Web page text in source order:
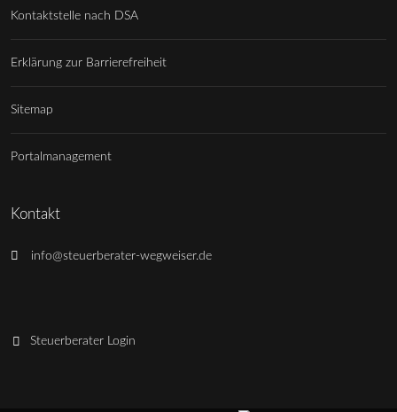
Kontaktstelle nach DSA
Erklärung zur Barrierefreiheit
Sitemap
Portalmanagement
Kontakt
info@steuerberater-wegweiser.de
Steuerberater Login